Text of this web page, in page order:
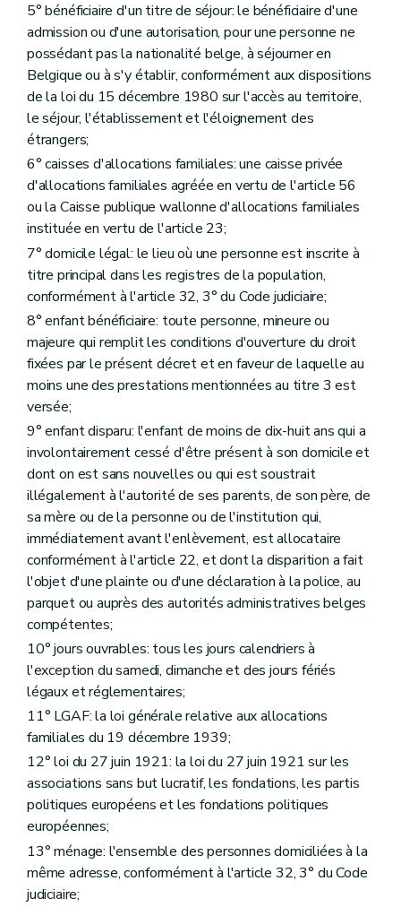
Art. 46
Art. 46
Art. 47
Art. 48
Art. 49
Art. 50
Art. 50/1
Chapitre VI
Art. 51
Art. 52
Chapitre VII Le contrôle
Art. 53
Art. 54
Art. 55
Titre VI Les caisses privées d'allocations familiales
Chapitre I
L'agrément
Art. 56
Art. 57
Art. 58
Art. 59
Chapitre II
Le financement
Section 1re
Généralités
Art. 60
Section 2 Le fonds de réserve
Art. 63
Art. 64
Art. 65
Art. 66
Section 3
Le compte de gestion et la réserve administrative
Art. 67
Art. 68
Chapitre III Les obligations
Art. 69
Art. 70
Titre VII Dispositions communes aux caisses d'allocations familiales
Chapitre I
Art. 71
Chapitre II
L'affiliation
Art. 72
Chapitre III Les demandes des prestations familiales
Art. 73
Chapitre IV Les décisions et l'exécution sans délai
Section 1re
Les délais et modalités de paiement
Art. 74
Art. 75
Art. 76
Art. 77
Section 2
Art. 78
Art. 79
Art. 80
5° bénéficiaire d'un titre de séjour: le bénéficiaire d'une
admission ou d'une autorisation, pour une personne ne
possédant pas la nationalité belge, à séjourner en
Belgique ou à s'y établir, conformément aux dispositions
de la loi du 15 décembre 1980 sur l'accès au territoire,
le séjour, l'établissement et l'éloignement des
étrangers;
6° caisses d'allocations familiales: une caisse privée
d'allocations familiales agréée en vertu de l'article 56
ou la Caisse publique wallonne d'allocations familiales
instituée en vertu de l'article 23;
7° domicile légal: le lieu où une personne est inscrite à
titre principal dans les registres de la population,
conformément à l'article 32, 3° du Code judiciaire;
8° enfant bénéficiaire: toute personne, mineure ou
majeure qui remplit les conditions d'ouverture du droit
fixées par le présent décret et en faveur de laquelle au
moins une des prestations mentionnées au titre 3 est
versée;
9° enfant disparu: l'enfant de moins de dix-huit ans qui a
involontairement cessé d'être présent à son domicile et
dont on est sans nouvelles ou qui est soustrait
illégalement à l'autorité de ses parents, de son père, de
sa mère ou de la personne ou de l'institution qui,
immédiatement avant l'enlèvement, est allocataire
conformément à l'article 22, et dont la disparition a fait
l'objet d'une plainte ou d'une déclaration à la police, au
parquet ou auprès des autorités administratives belges
compétentes;
10° jours ouvrables: tous les jours calendriers à
l'exception du samedi, dimanche et des jours fériés
légaux et réglementaires;
11° LGAF: la loi générale relative aux allocations
familiales du 19 décembre 1939;
12° loi du 27 juin 1921: la loi du 27 juin 1921 sur les
associations sans but lucratif, les fondations, les partis
politiques européens et les fondations politiques
européennes;
13° ménage: l'ensemble des personnes domiciliées à la
même adresse, conformément à l'article 32, 3° du Code
judiciaire;